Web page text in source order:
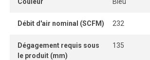
Débit d'air nominal (SCFM) 232
Dégagement requis sous
le produit (mm)
135